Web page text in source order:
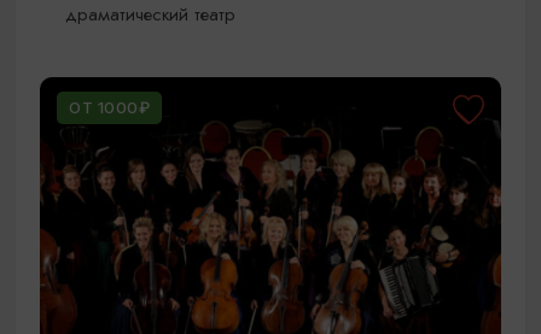
драматический театр
ОТ 1000₽